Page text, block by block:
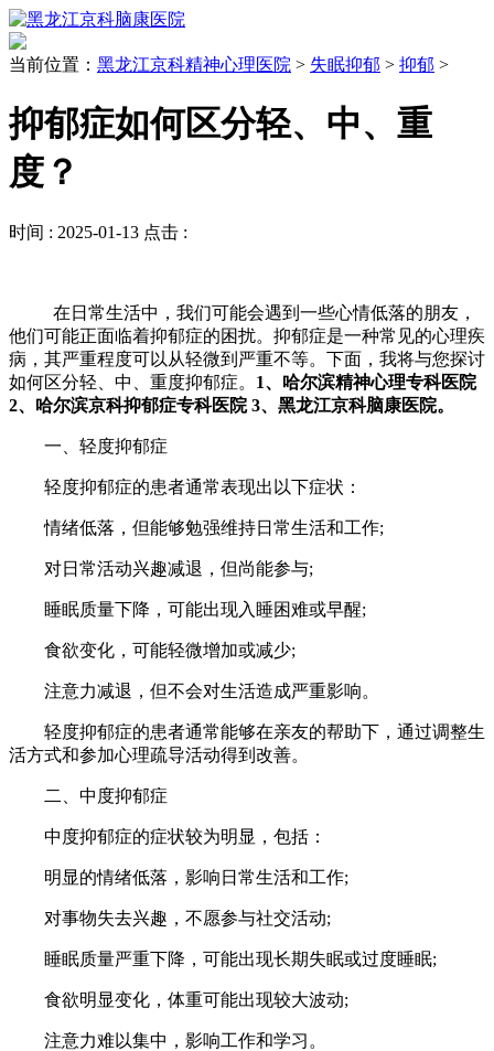
当前位置： 黑龙江京科精神心理医院 > 失眠抑郁 > 抑郁 >
抑郁症如何区分轻、中、重
度？
时间 : 2025-01-13 点击 :
在日常生活中，我们可能会遇到一些心情低落的朋友，
他们可能正面临着抑郁症的困扰。抑郁症是一种常见的心理疾
病，其严重程度可以从轻微到严重不等。下面，我将与您探讨
如何区分轻、中、重度抑郁症。 1、哈尔滨精神心理专科医院
2、哈尔滨京科抑郁症专科医院 3、黑龙江京科脑康医院。
一、轻度抑郁症
轻度抑郁症的患者通常表现出以下症状：
情绪低落，但能够勉强维持日常生活和工作;
对日常活动兴趣减退，但尚能参与;
睡眠质量下降，可能出现入睡困难或早醒;
食欲变化，可能轻微增加或减少;
注意力减退，但不会对生活造成严重影响。
轻度抑郁症的患者通常能够在亲友的帮助下，通过调整生
活方式和参加心理疏导活动得到改善。
二、中度抑郁症
中度抑郁症的症状较为明显，包括：
明显的情绪低落，影响日常生活和工作;
对事物失去兴趣，不愿参与社交活动;
睡眠质量严重下降，可能出现长期失眠或过度睡眠;
食欲明显变化，体重可能出现较大波动;
注意力难以集中，影响工作和学习。